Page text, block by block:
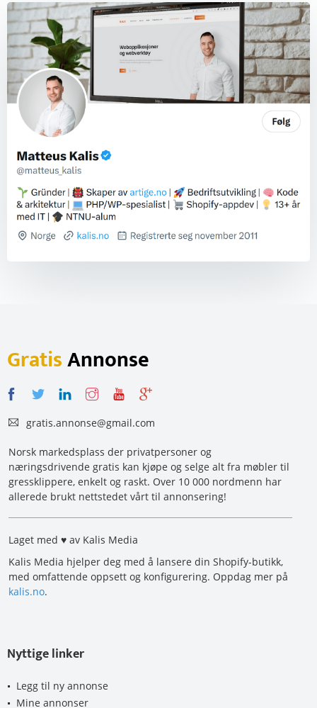
GratisAnnonse
gratis.annonse@gmail.com
Norsk markedsplass der privatpersoner og
næringsdrivende gratis kan kjøpe og selge alt fra møbler til
gressklippere, enkelt og raskt. Over 10 000 nordmenn har
allerede brukt nettstedet vårt til annonsering!
Laget med ♥ av Kalis Media
Kalis Media hjelper deg med å lansere din Shopify-butikk,
med omfattende oppsett og konfigurering. Oppdag mer på
kalis.no.
Nyttige linker
Legg til ny annonse
Mine annonser